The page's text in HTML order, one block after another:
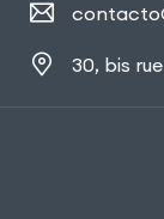
30, bis